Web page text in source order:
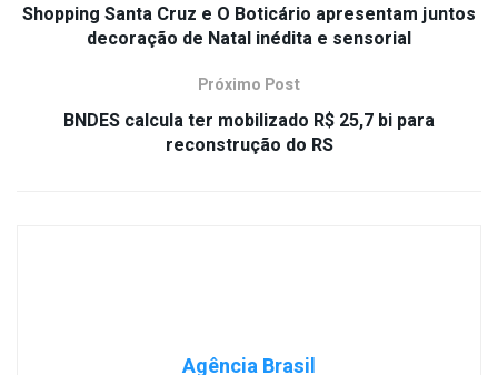
Shopping Santa Cruz e O Boticário apresentam juntos
decoração de Natal inédita e sensorial
Próximo Post
BNDES calcula ter mobilizado R$ 25,7 bi para
reconstrução do RS
Agência Brasil